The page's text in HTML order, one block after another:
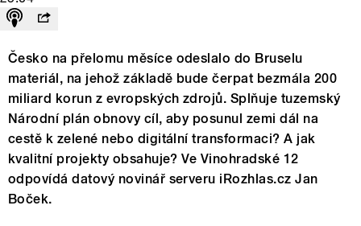
Česko na přelomu měsíce odeslalo do Bruselu
materiál, na jehož základě bude čerpat bezmála 200
miliard korun z evropských zdrojů. Splňuje tuzemský
Národní plán obnovy cíl, aby posunul zemi dál na
cestě k zelené nebo digitální transformaci? A jak
kvalitní projekty obsahuje? Ve Vinohradské 12
odpovídá datový novinář serveru iRozhlas.cz Jan
Boček.